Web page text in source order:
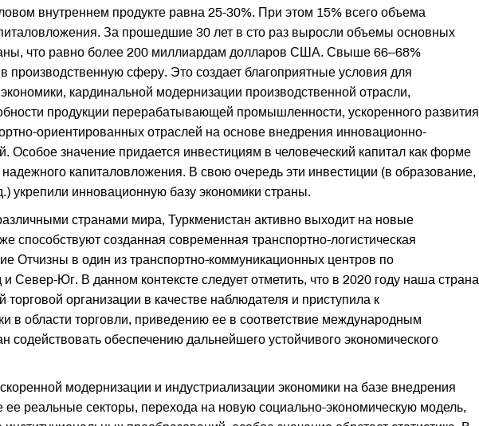
внутреннем продукте равна 25-30%. При этом 15% всего объема
За прошедшие 30 лет в сто раз выросли объемы основных
что равно более 200 миллиардам долларов США. Свыше 66–68%
производственную сферу. Это создает благоприятные условия для
кардинальной модернизации производственной отрасли,
продукции перерабатывающей промышленности, ускоренного развития
ориентированных отраслей на основе внедрения инновационно-
Особое значение придается инвестициям в человеческий капитал как форме
капиталовложения. В свою очередь эти инвестиции (в образование,
укрепили инновационную базу экономики страны.
странами мира, Туркменистан активно выходит на новые
способствуют созданная современная транспортно-логистическая
Отчизны в один из транспортно-коммуникационных центров по
Север-Юг. В данном контексте следует отметить, что в 2020 году наша страна
организации в качестве наблюдателя и приступила к
в области торговли, приведению ее в соответствие международным
содействовать обеспечению дальнейшего устойчивого экономического
модернизации и индустриализации экономики на базе внедрения
ее реальные секторы, перехода на новую социально-экономическую модель,